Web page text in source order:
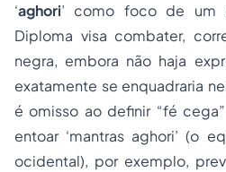
‘aghori’ como foco de um
Diploma visa combater,
negra, embora não haja
exatamente se enquadraria
é omisso ao definir “fé
entoar ‘mantras aghori’(o
ocidental), por exemplo,